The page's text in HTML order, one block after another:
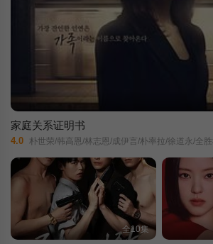
家庭关系证明书
4.0 朴世荣/韩高恩/林志恩/成伊言/朴率拉/徐道永/全
全10集